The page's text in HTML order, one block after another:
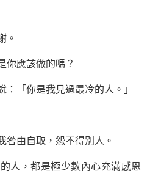
。
應該做的嗎？
「你是我見過最冷的人。」
由自取，怨不得別人。
，都是極少數內心充滿感恩